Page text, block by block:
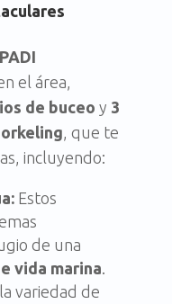
el área,
de buceo y 3
, que te
incluyendo:
Estos
de una
vida marina
variedad de